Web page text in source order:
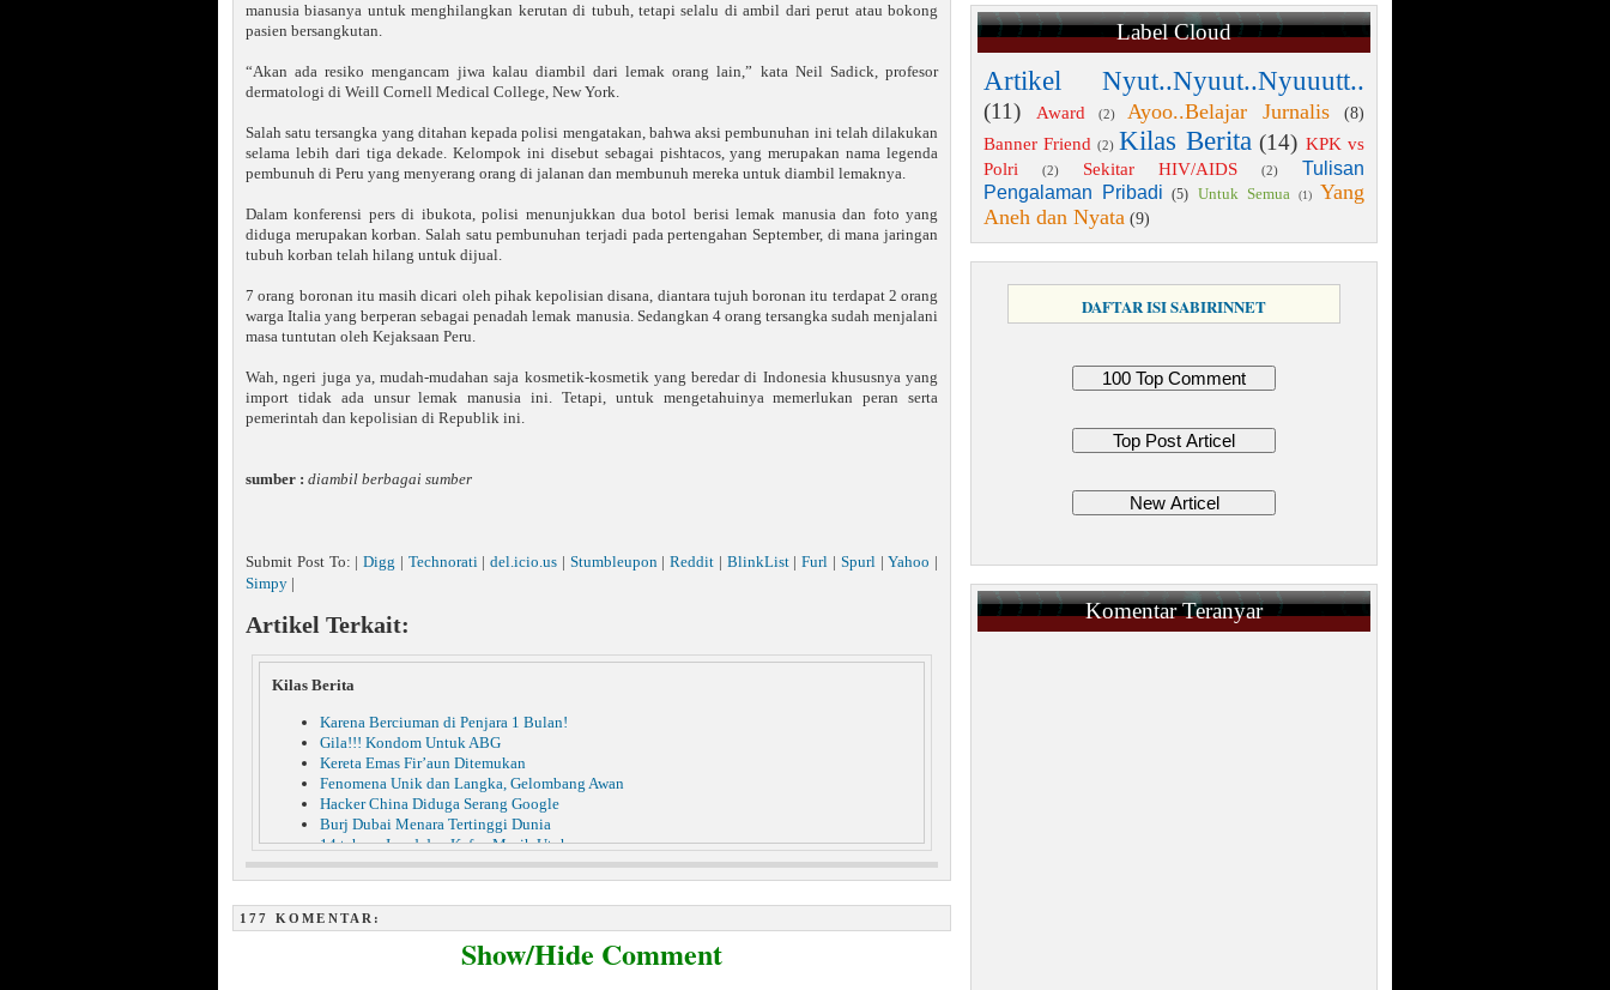
manusia biasanya untuk menghilangkan kerutan di tubuh, tetapi selalu di ambil dari perut atau bokong
pasien bersangkutan.
“Akan ada resiko mengancam jiwa kalau diambil dari lemak orang lain,” kata Neil Sadick, profesor
dermatologi di Weill Cornell Medical College, New York.
Salah satu tersangka yang ditahan kepada polisi mengatakan, bahwa aksi pembunuhan ini telah dilakukan
selama lebih dari tiga dekade. Kelompok ini disebut sebagai pishtacos, yang merupakan nama legenda
pembunuh di Peru yang menyerang orang di jalanan dan membunuh mereka untuk diambil lemaknya.
Dalam konferensi pers di ibukota, polisi menunjukkan dua botol berisi lemak manusia dan foto yang
diduga merupakan korban. Salah satu pembunuhan terjadi pada pertengahan September, di mana jaringan
tubuh korban telah hilang untuk dijual.
7 orang boronan itu masih dicari oleh pihak kepolisian disana, diantara tujuh boronan itu terdapat 2 orang
warga Italia yang berperan sebagai penadah lemak manusia. Sedangkan 4 orang tersangka sudah menjalani
masa tuntutan oleh Kejaksaan Peru.
Wah, ngeri juga ya, mudah-mudahan saja kosmetik-kosmetik yang beredar di Indonesia khususnya yang
import tidak ada unsur lemak manusia ini. Tetapi, untuk mengetahuinya memerlukan peran serta
pemerintah dan kepolisian di Republik ini.
sumber : diambil berbagai sumber
Submit Post To: |Digg Technorati|del.icio.us Stumbleupon|Reddit BlinkList|Furl Spurl|Yahoo
Simpy
Artikel Terkait:
Kilas Berita
Karena Berciuman di Penjara 1 Bulan!
Gila!!! Kondom Untuk ABG
Kereta Emas Fir’aun Ditemukan
Fenomena Unik dan Langka, Gelombang Awan
Hacker China Diduga Serang Google
Burj Dubai Menara Tertinggi Dunia
14 tahun, Jasad dan Kafan Masih Utuh
Mengerikan!!! Hukuman Rajam Bagi Pria Pezinah
Gadis Lelang keperawanan di Jejaring Sosial | Cuma Rp.12 juta
Tulis Pesan di Blogspot, Supermodel Gantung Diri
60 Manusia Dibunuh, Lemaknya Untuk Bahan Kosmetik
Gagal ke Indonesia, Miyabi Stress Berat
Masya Allah, Korban Gempa Sekitar 4.000 Orang
177 KOMENTAR:
Show/Hide Comment
Label Cloud
Artikel Nyut..Nyuut..Nyuuutt..
(11) Award (2) Ayoo..Belajar Jurnalis
(8)
Banner Friend (2) Kilas Berita (14) KPK vs
Polri
(2) Sekitar HIV/AIDS (2)
Tulisan
Pengalaman Pribadi (5) Untuk Semua (1)
Yang
Aneh dan Nyata (9)
DAFTAR ISI SABIRINNET
Komentar Teranyar